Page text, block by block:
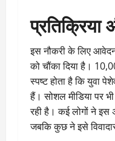
प्रतिक्रिया
इस नौकरी के लिए
को चौंका दिया है।
स्पष्ट होता है कि युवा
हैं। सोशल मीडिया पर
रही है। कई लोगों ने इस
जबकि कुछ ने इसे